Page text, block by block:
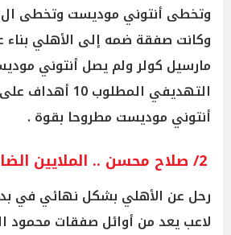
وكانت صفقة ضمه إلى الأهلي بناء
مارسيل كولر ولم يصل أنتوني
التهديفي المطلوب
أنتوني موديست مطروحا بقوة .
2/ صلاح محسن .. الملايين الضائعة
لاعب يعد من أوائل صفقات محمود